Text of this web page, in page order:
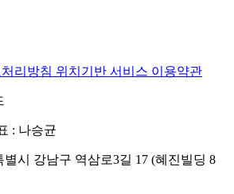
리방침 위치기반 서비스 이용약관
: 나승균
시 강남구 역삼로3길 17 (혜진빌딩 8